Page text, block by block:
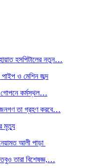
হসপিটালের নতুন…
ও মেশিন জব্দ
গোপনে কর্মস্থল…
জনগণ তা গ্রহণ করবে…
মৃত্যু
আলী পাড়া
তারা বিশেষজ্ঞ,…